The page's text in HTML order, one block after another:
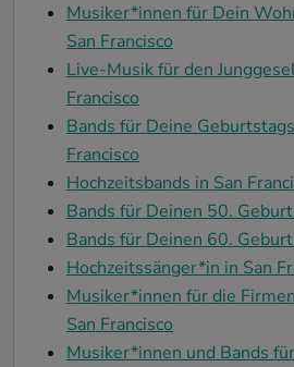
Musiker*innen für Dein
San Francisco
Live-Musik für den
Francisco
Bands für Deine
Francisco
Hochzeitsbands in San
Bands für Deinen 50.
Bands für Deinen 60.
Hochzeitssänger*in in San
Musiker*innen für die
San Francisco
Musiker*innen und Bands